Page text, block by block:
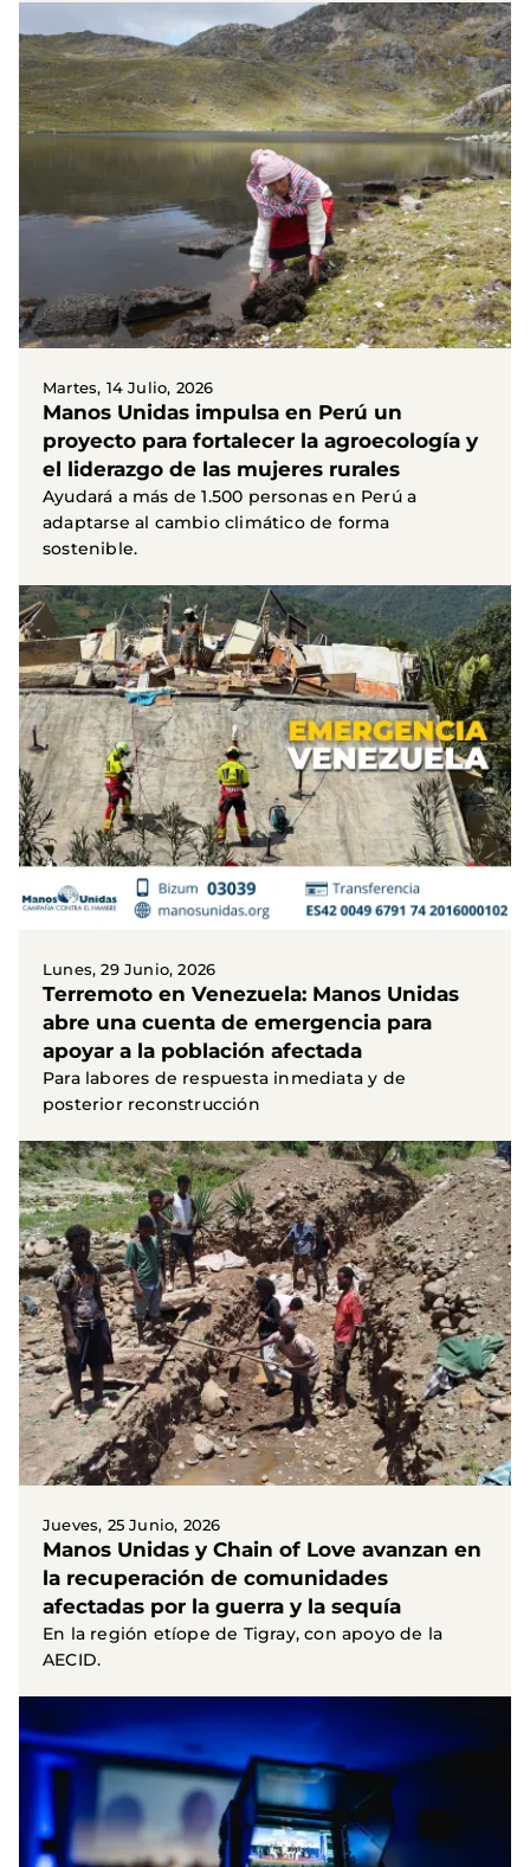
Martes, 14 Julio, 2026
Manos Unidas impulsa en Perú un
proyecto para fortalecer la agroecología y
el liderazgo de las mujeres rurales
Ayudará a más de 1.500 personas en Perú a
adaptarse al cambio climático de forma
sostenible.
Lunes, 29 Junio, 2026
Terremoto en Venezuela: Manos Unidas
abre una cuenta de emergencia para
apoyar a la población afectada
Para labores de respuesta inmediata y de
posterior reconstrucción
Jueves, 25 Junio, 2026
Manos Unidas y Chain of Love avanzan en
la recuperación de comunidades
afectadas por la guerra y la sequía
En la región etíope de Tigray, con apoyo de la
AECID.